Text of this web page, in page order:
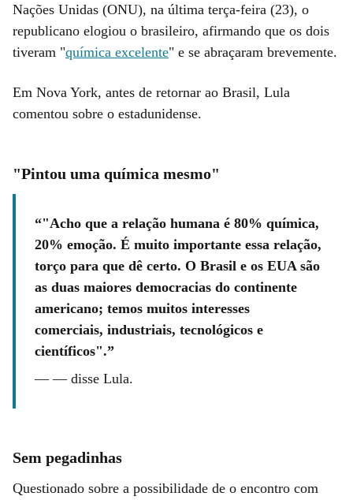
Nações Unidas (ONU), na última terça-feira (23), o
republicano elogiou o brasileiro, afirmando que os dois
tiveram "química excelente" e se abraçaram brevemente.
Em Nova York, antes de retornar ao Brasil, Lula
comentou sobre o estadunidense.
"Pintou uma química mesmo"
"Acho que a relação humana é 80% química,
20% emoção. É muito importante essa relação,
torço para que dê certo. O Brasil e os EUA são
as duas maiores democracias do continente
americano; temos muitos interesses
comerciais, industriais, tecnológicos e
científicos".
—— disse Lula.
Sem pegadinhas
Questionado sobre a possibilidade de o encontro com